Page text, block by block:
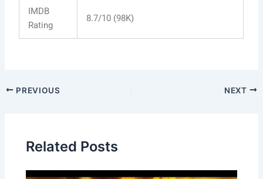
IMDB
Rating
8.7/10 (98K)
PREVIOUS NEXT
Related Posts